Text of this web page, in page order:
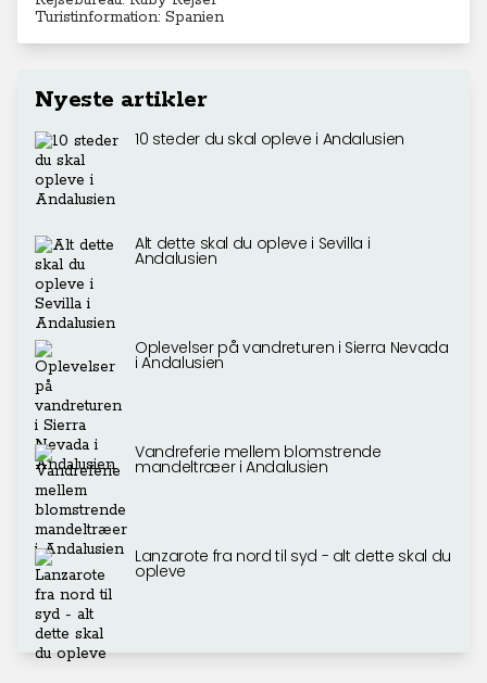
Turistinformation: Spanien
Nyeste artikler
10 steder du skal opleve i Andalusien
Alt dette skal du opleve i Sevilla i
Andalusien
Oplevelser på vandreturen i Sierra Nevada
i Andalusien
Vandreferie mellem blomstrende
mandeltræer i Andalusien
Lanzarote fra nord til syd - alt dette skal du
opleve